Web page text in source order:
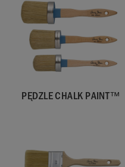
PĘDZLE CHALK PAINT™